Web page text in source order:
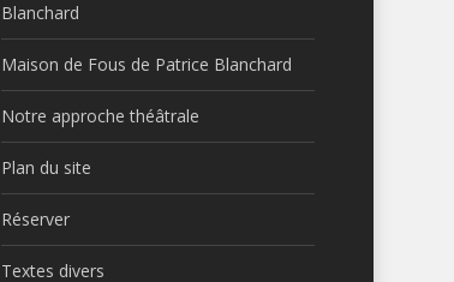
Blanchard
Maison de Fous de Patrice Blanchard
Notre approche théâtrale
Plan du site
Réserver
Textes divers